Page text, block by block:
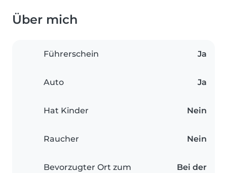
Über mich
Führerschein Ja
Auto Ja
Hat Kinder Nein
Raucher Nein
Bevorzugter Ort zum
Bei der